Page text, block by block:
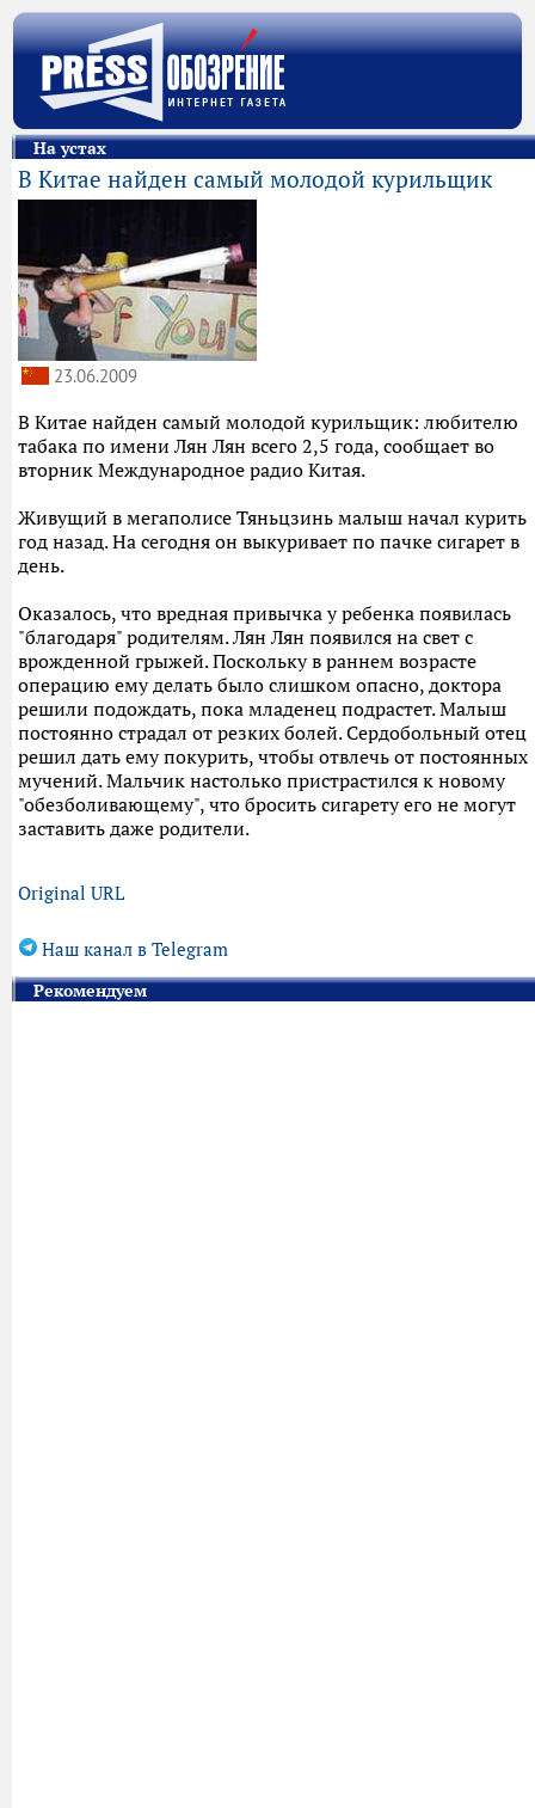
На устах
В Китае найден самый молодой курильщик
23.06.2009
В Китае найден самый молодой курильщик: любителю
табака по имени Лян Лян всего 2,5 года, сообщает во
вторник Международное радио Китая.
Живущий в мегаполисе Тяньцзинь малыш начал курить
год назад. На сегодня он выкуривает по пачке сигарет в
день.
Оказалось, что вредная привычка у ребенка появилась
"благодаря" родителям. Лян Лян появился на свет с
врожденной грыжей. Поскольку в раннем возрасте
операцию ему делать было слишком опасно, доктора
решили подождать, пока младенец подрастет. Малыш
постоянно страдал от резких болей. Сердобольный отец
решил дать ему покурить, чтобы отвлечь от постоянных
мучений. Мальчик настолько пристрастился к новому
"обезболивающему", что бросить сигарету его не могут
заставить даже родители.
Original URL
Наш канал в Telegram
Рекомендуем